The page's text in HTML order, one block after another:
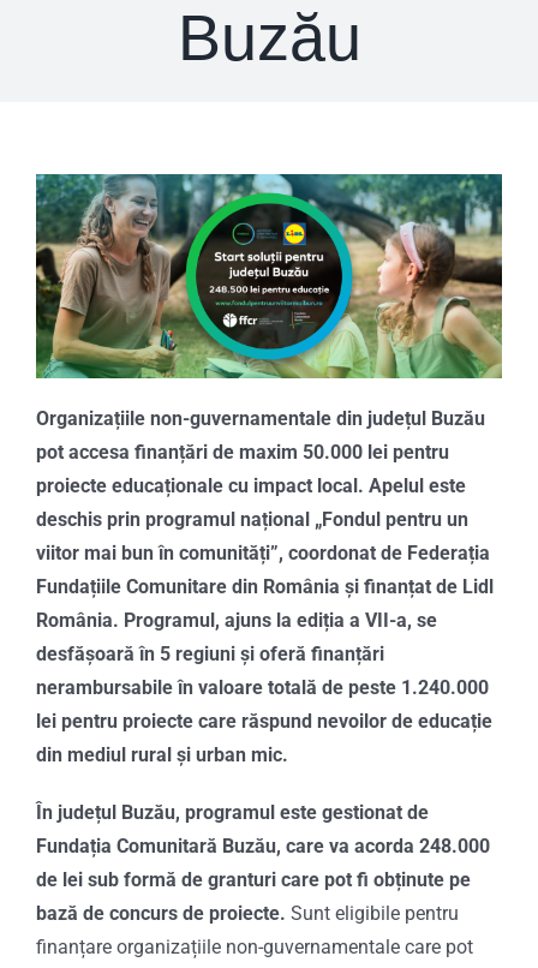
Buzău
Organizațiile non-guvernamentale din județul Buzău
pot accesa finanțări de maxim 50.000 lei pentru
proiecte educaționale cu impact local. Apelul este
deschis prin programul național „Fondul pentru un
viitor mai bun în comunități”, coordonat de Federația
Fundațiile Comunitare din România și finanțat de Lidl
România. Programul, ajuns la ediția a VII-a, se
desfășoară în 5 regiuni și oferă finanțări
nerambursabile în valoare totală de peste 1.240.000
lei pentru proiecte care răspund nevoilor de educație
din mediul rural și urban mic.
În județul Buzău, programul este gestionat de
Fundația Comunitară Buzău, care va acorda 248.000
de lei sub formă de granturi care pot fi obținute pe
bază de concurs de proiecte. Sunt eligibile pentru
finanțare organizațiile non-guvernamentale care pot